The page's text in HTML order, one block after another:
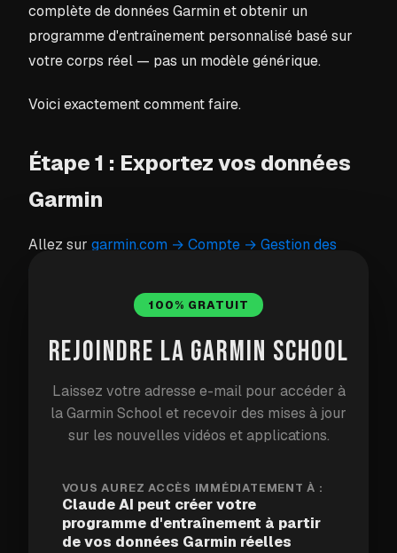
complète de données Garmin et obtenir un
programme d'entraînement personnalisé basé sur
votre corps réel — pas un modèle générique.
Voici exactement comment faire.
Étape 1 : Exportez vos données
Garmin
Allez sur garmin.com → Compte → Gestion des
Connectez-vous à votre compte Garmin et
cliquez sur"Exporter vos données"
prendre de quelques minutes à quelques heures
selon la durée de votre suivi. Vous recevrez un
email lorsqu'il sera prêt.
trouverez un dossier appeléDI_CONNECT
c'est celui dont Claude a besoin.
100% GRATUIT
REJOINDRE LA GARMIN SCHOOL
Laissez votre adresse e-mail pour accéder à
la Garmin School et recevoir des mises à jour
sur les nouvelles vidéos et applications.
VOUS AUREZ ACCÈS IMMÉDIATEMENT À :
Claude AI peut créer votre
programme d'entraînement à partir
de vos données Garmin réelles